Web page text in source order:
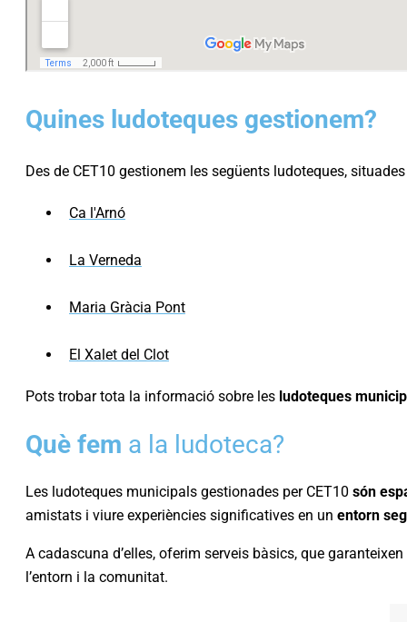
Quines ludoteques gestionem?
Des de CET10 gestionem les següents ludoteques,
Ca l'Arnó
La Verneda
Maria Gràcia Pont
El Xalet del Clot
Pots trobar tota la informació sobre les ludoteques
Què fem a la ludoteca?
Les ludoteques municipals gestionades per CET10 són
amistats i viure experiències significatives en un entorn
A cadascuna d’elles, oferim serveis bàsics, que
l’entorn i la comunitat.